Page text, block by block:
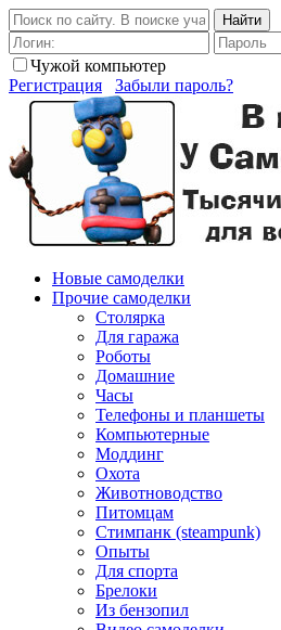
Найти
Чужой компьютер
Регистрация
Забыли пароль?
Новые самоделки
Прочие самоделки
Столярка
Для гаража
Роботы
Домашние
Часы
Телефоны и планшеты
Компьютерные
Моддинг
Охота
Животноводство
Питомцам
Стимпанк (steampunk)
Опыты
Для спорта
Брелоки
Из бензопил